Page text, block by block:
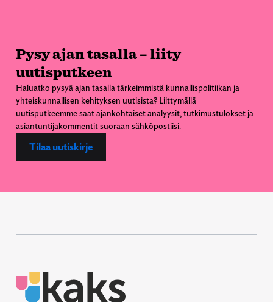
Pysy ajan tasalla – liity
uutisputkeen
Haluatko pysyä ajan tasalla tärkeimmistä kunnallispolitiikan ja
yhteiskunnallisen kehityksen uutisista? Liittymällä
uutisputkeemme saat ajankohtaiset analyysit, tutkimustulokset ja
asiantuntijakommentit suoraan sähköpostiisi.
Tilaa uutiskirje